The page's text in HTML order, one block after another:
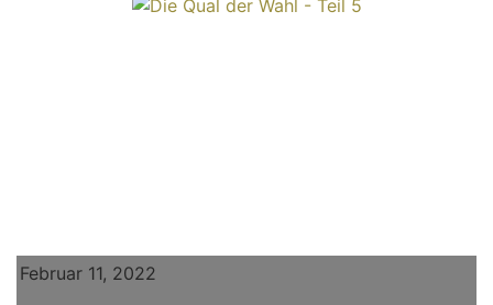
Februar 11, 2022